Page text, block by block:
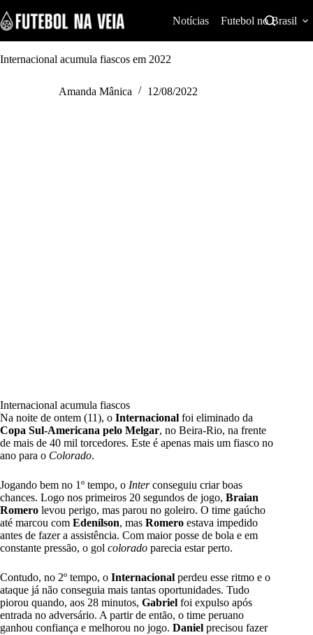
k
i
p
t
Notícias Futebol no Brasil
Internacional acumula fiascos em 2022
Amanda Mânica 12/08/2022
Internacional acumula fiascos
Na noite de ontem (11), o Internacional foi eliminado da
Copa Sul-Americana pelo Melgar, no Beira-Rio, na frente
de mais de 40 mil torcedores. Este é apenas mais um fiasco no
ano para o Colorado.
Jogando bem no 1º tempo, o Interconseguiu criar boas
chances. Logo nos primeiros 20 segundos de jogo, Braian
Romero levou perigo, mas parou no goleiro. O time gaúcho
até marcou com Edenílson, mas Romero estava impedido
antes de fazer a assistência. Com maior posse de bola e em
constante pressão, o gol colorado parecia estar perto.
Contudo, no 2º tempo, o Internacional perdeu esse ritmo e o
ataque já não conseguia mais tantas oportunidades. Tudo
piorou quando, aos 28 minutos, Gabriel foi expulso após
entrada no adversário. A partir de então, o time peruano
ganhou confiança e melhorou no jogo. Daniel precisou fazer